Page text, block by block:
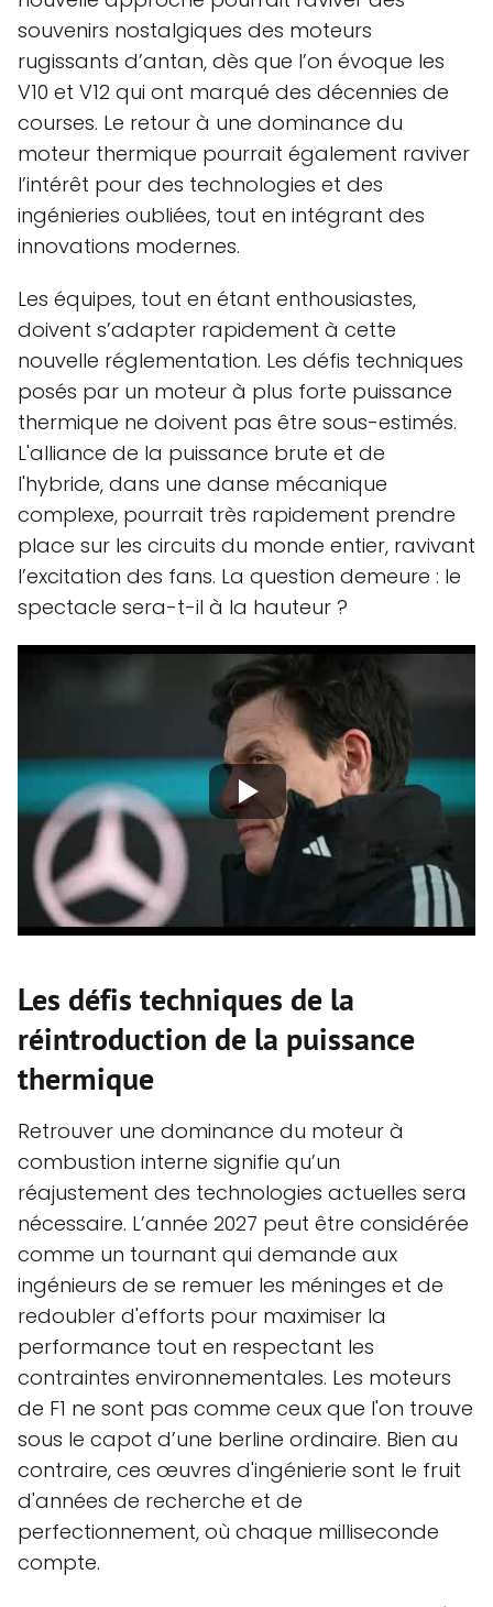
souvenirs nostalgiques des moteurs
rugissants d’antan, dès que l’on évoque les
V10 et V12 qui ont marqué des décennies de
courses. Le retour à une dominance du
moteur thermique pourrait également raviver
l’intérêt pour des technologies et des
ingénieries oubliées, tout en intégrant des
innovations modernes.
Les équipes, tout en étant enthousiastes,
doivent s’adapter rapidement à cette
nouvelle réglementation. Les défis techniques
posés par un moteur à plus forte puissance
thermique ne doivent pas être sous-estimés.
L'alliance de la puissance brute et de
l'hybride, dans une danse mécanique
complexe, pourrait très rapidement prendre
place sur les circuits du monde entier, ravivant
l’excitation des fans. La question demeure : le
spectacle sera-t-il à la hauteur ?
Les défis techniques de la
réintroduction de la puissance
thermique
Retrouver une dominance du moteur à
combustion interne signifie qu’un
réajustement des technologies actuelles sera
nécessaire. L’année 2027 peut être considérée
comme un tournant qui demande aux
ingénieurs de se remuer les méninges et de
redoubler d'efforts pour maximiser la
performance tout en respectant les
contraintes environnementales. Les moteurs
de F1 ne sont pas comme ceux que l'on trouve
sous le capot d’une berline ordinaire. Bien au
contraire, ces œuvres d'ingénierie sont le fruit
d'années de recherche et de
perfectionnement, où chaque milliseconde
compte.